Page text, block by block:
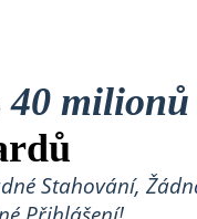
40 milionů
Stahování,